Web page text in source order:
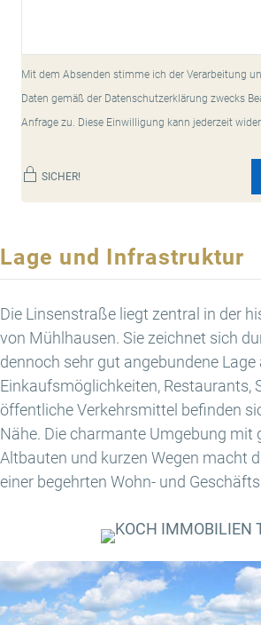
Mit dem Absenden stimme ich der Verarbeitung
Daten gemäß der Datenschutzerklärung zwecks
Anfrage zu. Diese Einwilligung kann jederzeit
SICHER!
Lage und Infrastruktur
Die Linsenstraße liegt zentral in der
von Mühlhausen. Sie zeichnet sich
dennoch sehr gut angebundene Lage
Einkaufsmöglichkeiten, Restaurants,
öffentliche Verkehrsmittel befinden
Nähe. Die charmante Umgebung mit
Altbauten und kurzen Wegen macht
einer begehrten Wohn- und